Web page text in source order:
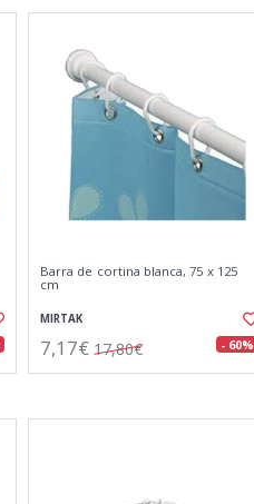
Barra de cortina blanca, 75 x 125
cm
MIRTAK
7,17€ 17,80€ - 60%